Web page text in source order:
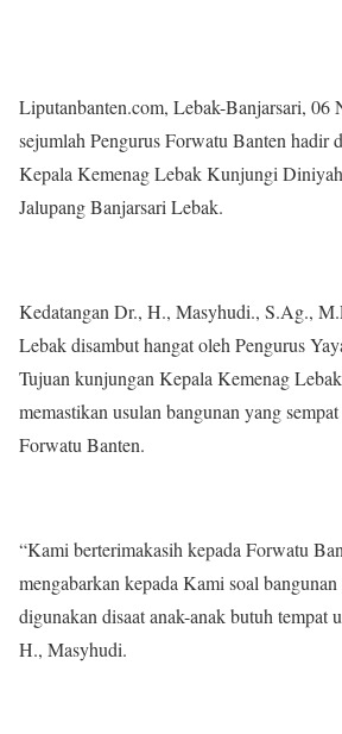
Liputanbanten.com, Lebak-Banjarsari, 06
sejumlah Pengurus Forwatu Banten hadir
Kepala Kemenag Lebak Kunjungi
Jalupang Banjarsari Lebak.
Kedatangan Dr., H., Masyhudi., S.Ag.,
Lebak disambut hangat oleh Pengurus
Tujuan kunjungan Kepala Kemenag
memastikan usulan bangunan yang
Forwatu Banten.
“Kami berterimakasih kepada Forwatu
mengabarkan kepada Kami soal
digunakan disaat anak-anak butuh tempat
H., Masyhudi.